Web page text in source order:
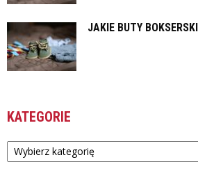
JAKIE BUTY
KATEGORIE
Kategorie